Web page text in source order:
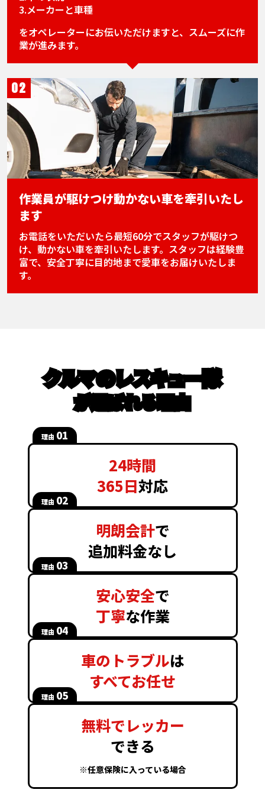
3.メーカーと車種
をオペレーターにお伝いただけますと、スムーズに作
業が進みます。
02
作業員が駆けつけ動かない車を牽引いたし
ます
お電話をいただいたら最短60分でスタッフが駆けつ
け、動かない車を牽引いたします。スタッフは経験豊
富で、安全丁寧に目的地まで愛車をお届けいたしま
す。
クルマのレスキュー隊
が選ばれる理由
理由 01
24時間
365日対応
理由 02
明朗会計で
追加料金なし
理由 03
安心安全で
丁寧な作業
理由 04
車のトラブルは
すべてお任せ
理由 05
無料でレッカー
できる
※任意保険に入っている場合